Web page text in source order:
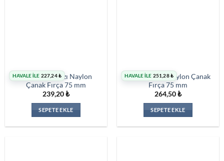
HAVALE İLE 227,24₺
Norton Kırmızı Naylon
Çanak Fırça 75 mm
239,20₺
SEPETE EKLE
HAVALE İLE 251,28₺
Norton Mavi Naylon Çanak
Fırça 75 mm
264,50₺
SEPETE EKLE